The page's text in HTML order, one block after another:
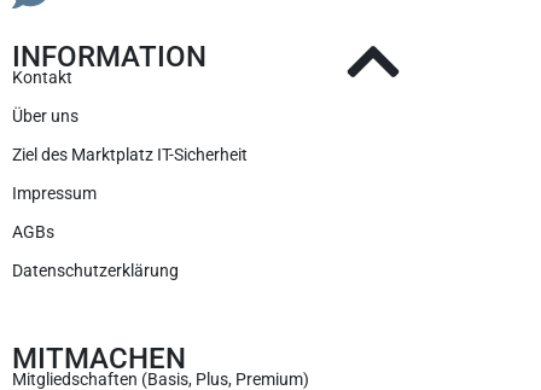
INFORMATION
Kontakt
Über uns
Ziel des Marktplatz IT-Sicherheit
Impressum
AGBs
Datenschutzerklärung
MITMACHEN
Mitgliedschaften (Basis, Plus, Premium)